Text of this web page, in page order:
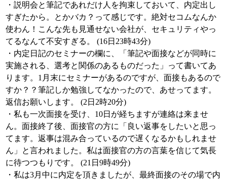
・説明会と筆記であれだけ人を拘束しておいて、内定出し
すぎたから。とかバカ？って感じです。絶対セコムなんか
使わん！こんな先も見通せない会社が、セキュリティやっ
てるなんて不安すぎる。 (16日23時43分)
・内定日記のセミナーの欄に、「筆記や面接などが同時に
実施される、選考と関係のあるものだった」って書いてあ
ります。1月末にセミナーがあるのですが、面接もあるので
すか？？筆記しか勉強してなかったので、あせってます。
返信お願いします。 (2日2時20分)
・私も一次面接を受け、10日が経ちますが連絡は来ませ
ん。面接終了後、面接官の方に「良い返事をしたいと思っ
てます。返事は混み合っているので遅くなるかもしれませ
ん」と言われました。私は面接官の方の言葉を信じて気長
に待つつもりです。 (21日9時49分)
・私は3月中に内定を頂きましたが、最終面接のその場で内